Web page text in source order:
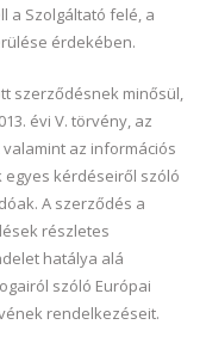
a Szolgáltató felé, a
érdekében.
szerződésnek minősül,
évi V. törvény, az
az információs
kérdéseiről szóló
A szerződés a
részletes
hatálya alá
szóló Európai
rendelkezéseit.